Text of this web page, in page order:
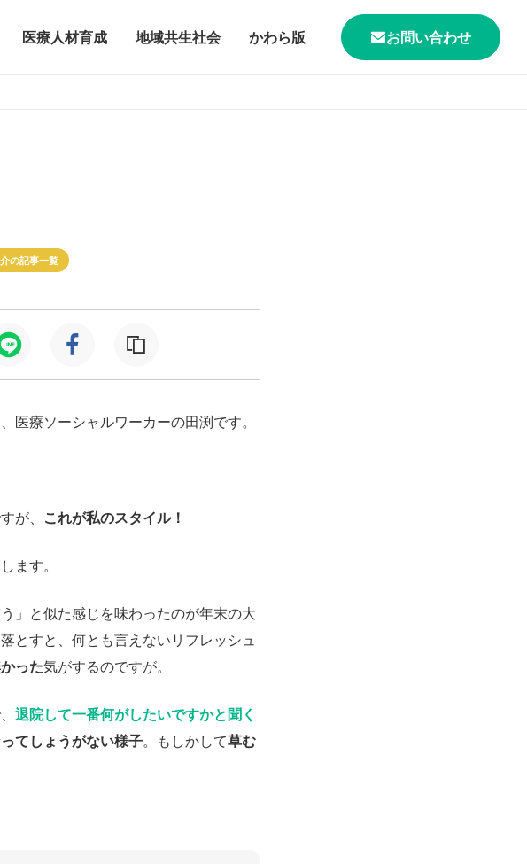
医療人材育成 地域共生社会 かわら版 お問い合わせ
の記事一覧
療ソーシャルワーカーの田渕です。
が、 これが私のスタイル！
ます。
」と似た感じを味わったのが年末の大
とすと、何とも言えないリフレッシュ
った気がするのですが。
退院して一番何がしたいですかと聞く
てしょうがない様子。もしかして草む